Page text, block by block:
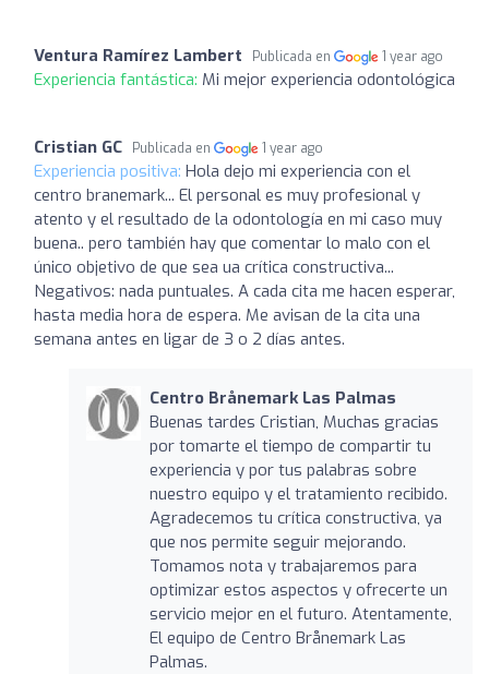
Ventura Ramírez Lambert Publicada en 1 year ago
Experiencia fantástica: Mi mejor experiencia odontológica
Cristian GC Publicada en 1 year ago
Experiencia positiva: Hola dejo mi experiencia con el
centro branemark... El personal es muy profesional y
atento y el resultado de la odontología en mi caso muy
buena.. pero también hay que comentar lo malo con el
único objetivo de que sea ua crítica constructiva...
Negativos: nada puntuales. A cada cita me hacen esperar,
hasta media hora de espera. Me avisan de la cita una
semana antes en ligar de 3 o 2 días antes.
Centro Brånemark Las Palmas
Buenas tardes Cristian, Muchas gracias
por tomarte el tiempo de compartir tu
experiencia y por tus palabras sobre
nuestro equipo y el tratamiento recibido.
Agradecemos tu crítica constructiva, ya
que nos permite seguir mejorando.
Tomamos nota y trabajaremos para
optimizar estos aspectos y ofrecerte un
servicio mejor en el futuro. Atentamente,
El equipo de Centro Brånemark Las
Palmas.